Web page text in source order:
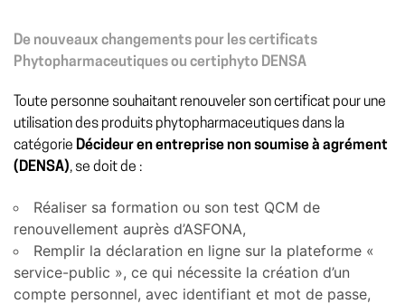
De nouveaux changements pour les certificats
Phytopharmaceutiques ou certiphyto DENSA
Toute personne souhaitant renouveler son certificat pour une
utilisation des produits phytopharmaceutiques dans la
catégorie Décideur en entreprise non soumise à agrément
(DENSA), se doit de :
Réaliser sa formation ou son test QCM de
renouvellement auprès d’ASFONA,
Remplir la déclaration en ligne sur la plateforme «
service-public », ce qui nécessite la création d’un
compte personnel, avec identifiant et mot de passe,